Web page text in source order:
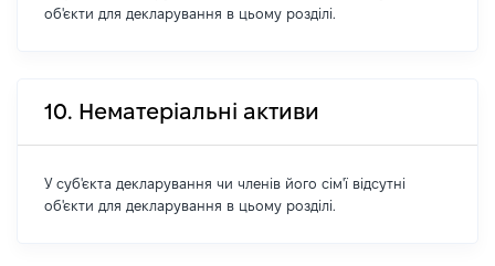
об'єкти для декларування в цьому розділі.
10. Нематеріальні активи
У суб'єкта декларування чи членів його сім'ї відсутні
об'єкти для декларування в цьому розділі.